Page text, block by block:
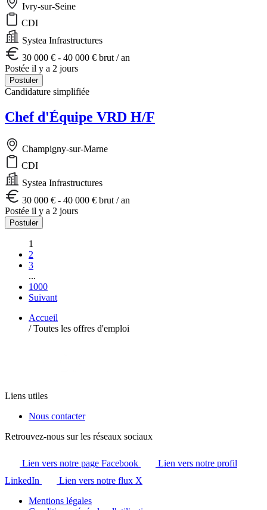
Ivry-sur-Seine
CDI
Systea Infrastructures
30 000 € - 40 000 € brut / an
Postée il y a 2 jours
Postuler
Candidature simplifiée
Chef d'Équipe VRD H/F
Champigny-sur-Marne
CDI
Systea Infrastructures
30 000 € - 40 000 € brut / an
Postée il y a 2 jours
Postuler
1
2
3
...
1000
Suivant
Accueil
/ Toutes les offres d'emploi
Liens utiles
Nous contacter
Retrouvez-nous sur les réseaux sociaux
Lien vers notre page Facebook
Lien vers notre profil
LinkedIn
Lien vers notre flux X
Mentions légales